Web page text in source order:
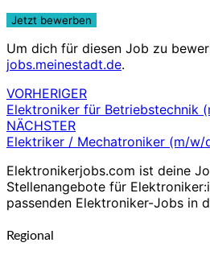
Um dich für diesen Job zu
jobs.meinestadt.de.
Beitragsnavigation
VORHERIGER
Elektroniker für Betriebstechnik
NÄCHSTER
Elektriker / Mechatroniker (m/w/
Elektronikerjobs.com ist deine
Stellenangebote für
passenden Elektroniker-Jobs in
Regional